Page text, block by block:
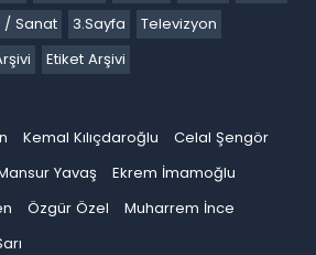
/ Sanat 3.Sayfa
Televizyon
Etiket Arşivi
Kemal Kılıçdaroğlu
Celal Şengör
Yavaş
Ekrem İmamoğlu
Özgür Özel
Muharrem İnce